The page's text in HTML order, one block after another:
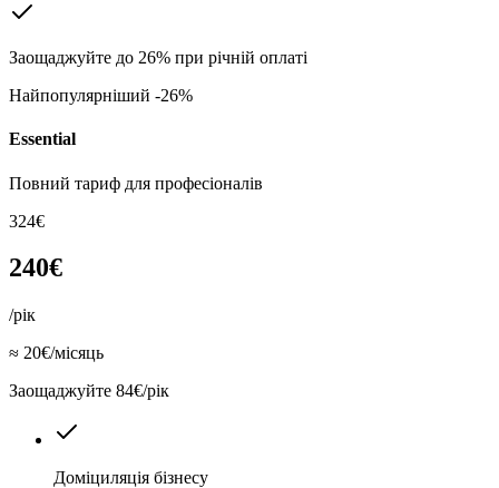
Заощаджуйте до 26% при річній оплаті
Найпопулярніший -26%
Essential
Повний тариф для професіоналів
324€
240€
/рік
≈ 20€/місяць
Заощаджуйте 84€/рік
Доміциляція бізнесу